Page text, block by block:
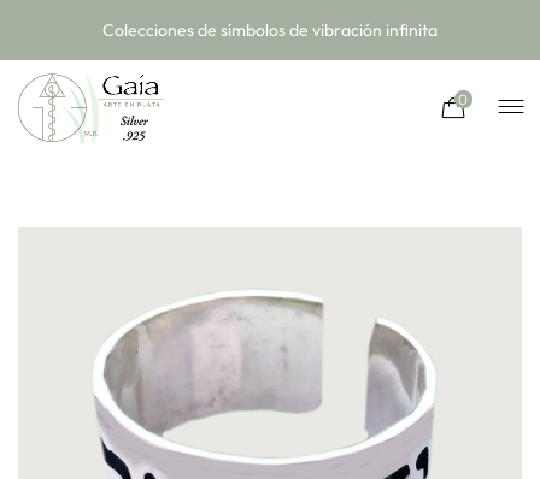
Colecciones de símbolos de vibración infinita
0